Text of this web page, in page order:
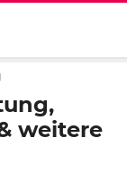
weitere